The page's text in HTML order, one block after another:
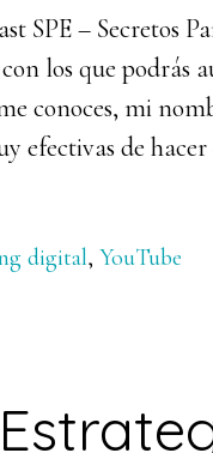
SPE – Secretos
los que podrás
conoces, mi
efectivas de
digital, YouTube